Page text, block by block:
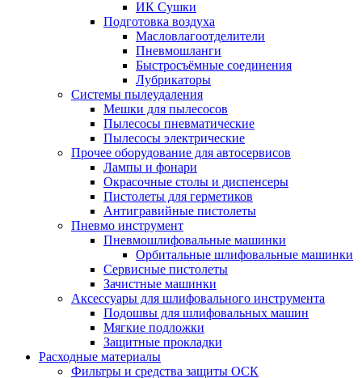
ИК Сушки
Подготовка воздуха
Масловлагоотделители
Пневмошланги
Быстросъёмные соединения
Лубрикаторы
Системы пылеудаления
Мешки для пылесосов
Пылесосы пневматические
Пылесосы электрические
Прочее оборудование для автосервисов
Лампы и фонари
Окрасочные столы и диспенсеры
Пистолеты для герметиков
Антигравийные пистолеты
Пневмо инструмент
Пневмошлифовальные машинки
Орбитальные шлифовальные машинки
Сервисные пистолеты
Зачистные машинки
Аксессуары для шлифовального инструмента
Подошвы для шлифовальных машин
Мягкие подложки
Защитные прокладки
Расходные материалы
Фильтры и средства защиты ОСК